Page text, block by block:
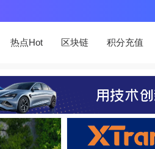
热点Hot 区块链 积分充值